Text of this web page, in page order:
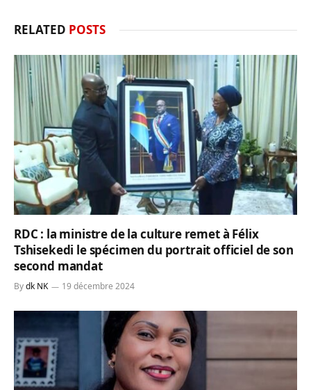
RELATED POSTS
RDC : la ministre de la culture remet à Félix
Tshisekedi le spécimen du portrait officiel de son
second mandat
Bydk NK 19 décembre 2024